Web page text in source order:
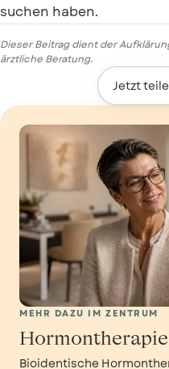
suchen haben.
Dieser Beitrag dient der
ärztliche Beratung.
Jetzt
MEHR DAZU IM ZENTRUM
Bioidentische